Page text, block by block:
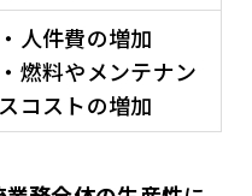
・人件費の増加
・燃料やメンテナン
スコストの増加